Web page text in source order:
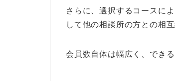
さらに、選択するコースに
して他の相談所の方との相
会員数自体は幅広く、でき